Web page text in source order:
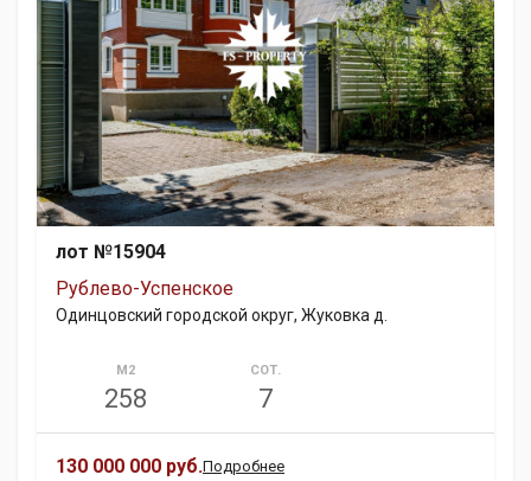
лот №15904
Рублево-Успенское
Одинцовский городской округ, Жуковка д.
М2
258
СОТ.
7
130 000 000 руб.Подробнее